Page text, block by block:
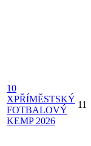
10
XPŘÍMĚSTSKÝ
FOTBALOVÝ
KEMP 2026
11